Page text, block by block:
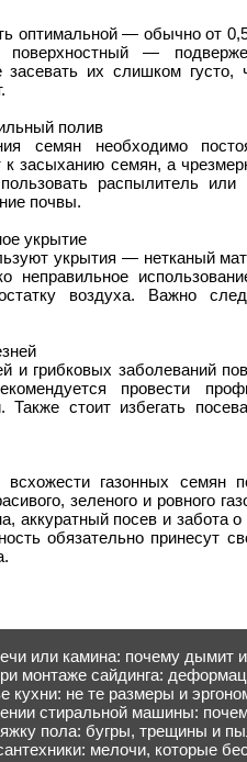
оптимальной — обычно от
поверхностный —
засевать их слишком
полив
семян необходимо
к засыханию семян, а
распылитель
почвы.
укрытие
укрытия — нетканый
неправильное
воздуха. Важно
и грибковых заболеваний
провести
Также стоит избегать
всхожести газонных семян
зеленого и ровного
аккуратный посев и забота
обязательно принесут
или камина: почему дымит
монтаже сайдинга:
кухни: не те размеры и
стиральной машины:
пола: бугры, трещины и
мелочи, которые